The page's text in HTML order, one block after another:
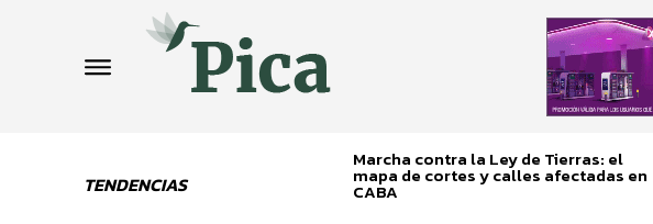
TENDENCIAS
Marcha contra la Ley de Tierras: el
mapa de cortes y calles afectadas en
CABA